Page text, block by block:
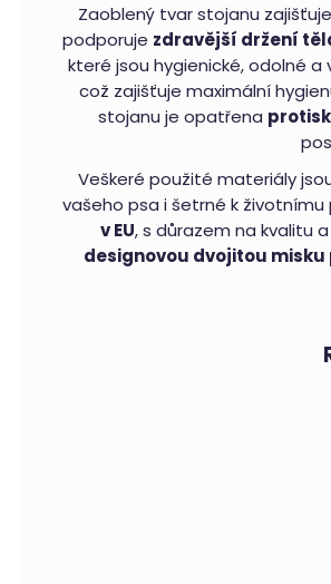
Zaoblený tvar stojanu
podporuje zdravější držení
které jsou hygienické, odolné a
což zajišťuje maximální
stojanu je opatřena
Veškeré použité materiály
vašeho psa i šetrné k životnímu
v EU, s důrazem na kvalitu
designovou dvojitou misku
Royal
Shara
Beige
4
790
Kč
postroj
psy
Climber
&